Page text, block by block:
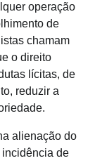
operação
de
chamam
o direito
lícitas, de
reduzir a
alienação do
de